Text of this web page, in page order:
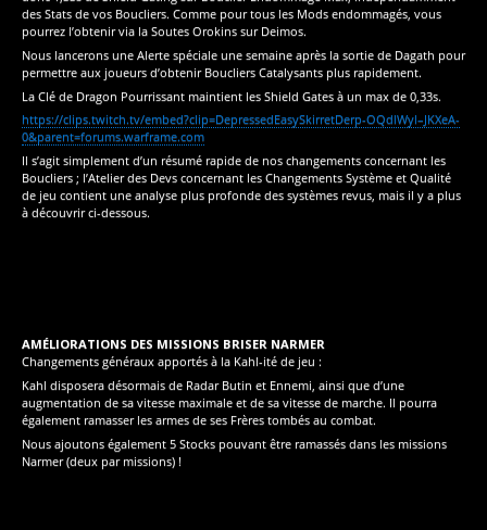
des Stats de vos Boucliers. Comme pour tous les Mods endommagés, vous
pourrez l’obtenir via la Soutes Orokins sur Deimos.
Nous lancerons une Alerte spéciale une semaine après la sortie de Dagath pour
permettre aux joueurs d’obtenir Boucliers Catalysants plus rapidement.
La Clé de Dragon Pourrissant maintient les Shield Gates à un max de 0,33s.
https://clips.twitch.tv/embed?clip=DepressedEasySkirretDerp-OQdlWyl–JKXeA-
0&parent=forums.warframe.com
Il s’agit simplement d’un résumé rapide de nos changements concernant les
Boucliers ; l’Atelier des Devs concernant les Changements Système et Qualité
de jeu contient une analyse plus profonde des systèmes revus, mais il y a plus
à découvrir ci-dessous.
AMÉLIORATIONS DES MISSIONS BRISER NARMER
Changements généraux apportés à la Kahl-ité de jeu :
Kahl disposera désormais de Radar Butin et Ennemi, ainsi que d’une
augmentation de sa vitesse maximale et de sa vitesse de marche. Il pourra
également ramasser les armes de ses Frères tombés au combat.
Nous ajoutons également 5 Stocks pouvant être ramassés dans les missions
Narmer (deux par missions) !